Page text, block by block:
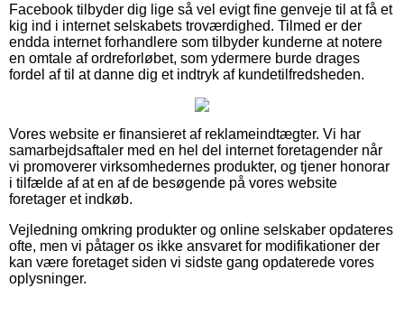
Facebook tilbyder dig lige så vel evigt fine genveje til at få et
kig ind i internet selskabets troværdighed. Tilmed er der
endda internet forhandlere som tilbyder kunderne at notere
en omtale af ordreforløbet, som ydermere burde drages
fordel af til at danne dig et indtryk af kundetilfredsheden.
Vores website er finansieret af reklameindtægter. Vi har
samarbejdsaftaler med en hel del internet foretagender når
vi promoverer virksomhedernes produkter, og tjener honorar
i tilfælde af at en af de besøgende på vores website
foretager et indkøb.
Vejledning omkring produkter og online selskaber opdateres
ofte, men vi påtager os ikke ansvaret for modifikationer der
kan være foretaget siden vi sidste gang opdaterede vores
oplysninger.